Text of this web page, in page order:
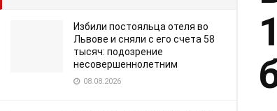
Избили постояльца отеля во
Львове и сняли с его счета 58
тысяч: подозрение
несовершеннолетним
08.08.2026